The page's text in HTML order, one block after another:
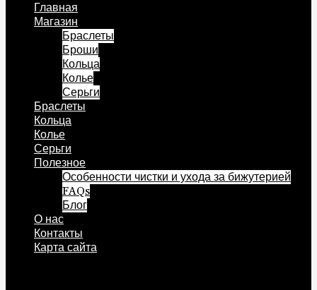
Главная
Магазин
Браслеты
Броши
Кольца
Колье
Серьги
Браслеты
Кольца
Колье
Серьги
Полезное
Особенности чистки и ухода за бижутерией
FAQs
Блог
О нас
Контакты
Карта сайта